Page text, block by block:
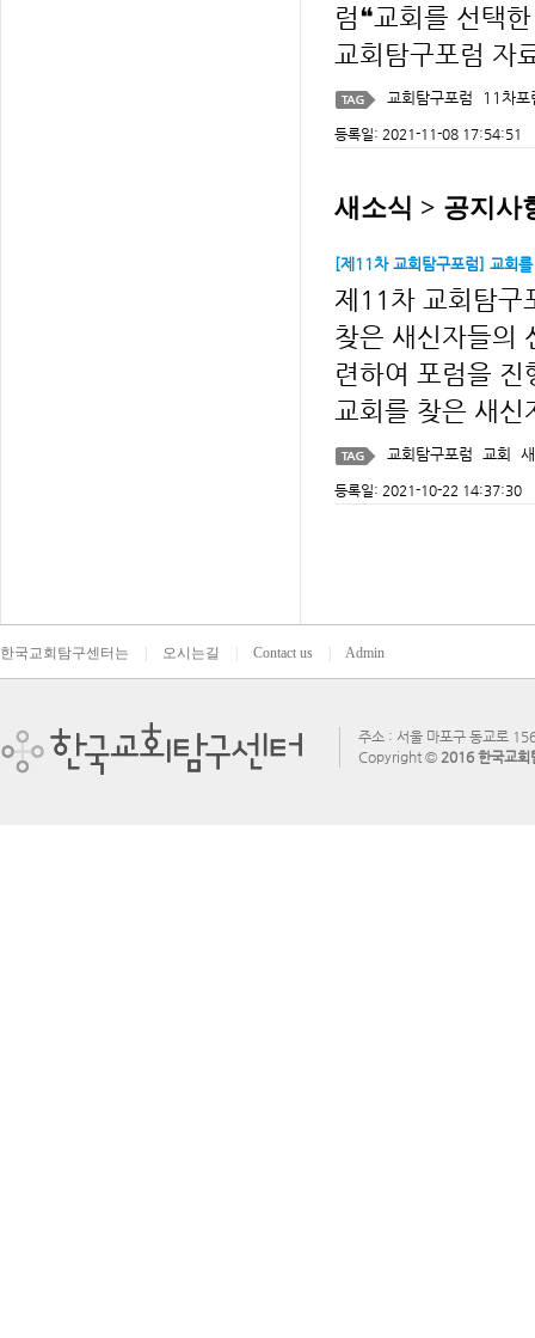
럼❝교회를 선택
교회탐구포럼 자
교회탐구포럼 11차포
등록일: 2021-11-08 17:54:51
새소식 > 공지사
[제11차 교회탐구포럼] 교회
제11차 교회탐
찾은 새신자들의
련하여 포럼을
교회를 찾은 새
교회탐구포럼 교회
등록일: 2021-10-22 14:37:30
한국교회탐구센터는 오시는길 Contact us Admin
주소 : 서울 마포구 동교로
Copyright © 2016 한국교회